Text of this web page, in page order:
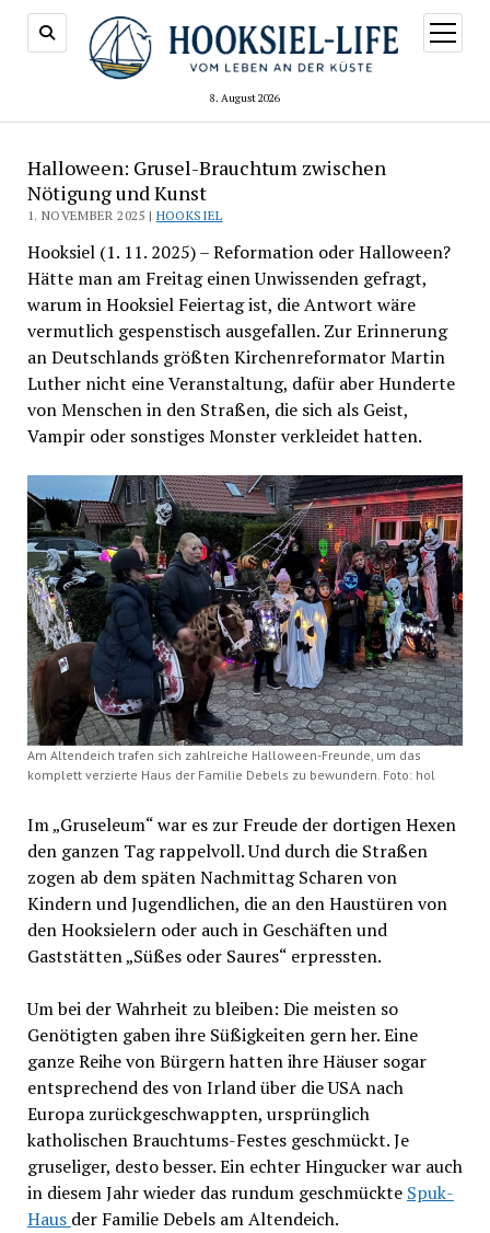
8. August 2026
Menü
öffnen
Halloween: Grusel-Brauchtum zwischen
Nötigung und Kunst
1. NOVEMBER 2025 | HOOKSIEL
Hooksiel (1. 11. 2025) – Reformation oder Halloween?
Hätte man am Freitag einen Unwissenden gefragt,
warum in Hooksiel Feiertag ist, die Antwort wäre
vermutlich gespenstisch ausgefallen. Zur Erinnerung
an Deutschlands größten Kirchenreformator Martin
Luther nicht eine Veranstaltung, dafür aber Hunderte
von Menschen in den Straßen, die sich als Geist,
Vampir oder sonstiges Monster verkleidet hatten.
Am Altendeich trafen sich zahlreiche Halloween-Freunde, um das
komplett verzierte Haus der Familie Debels zu bewundern. Foto: hol
Im „Gruseleum“ war es zur Freude der dortigen Hexen
den ganzen Tag rappelvoll. Und durch die Straßen
zogen ab dem späten Nachmittag Scharen von
Kindern und Jugendlichen, die an den Haustüren von
den Hooksielern oder auch in Geschäften und
Gaststätten „Süßes oder Saures“ erpressten.
Um bei der Wahrheit zu bleiben: Die meisten so
Genötigten gaben ihre Süßigkeiten gern her. Eine
ganze Reihe von Bürgern hatten ihre Häuser sogar
entsprechend des von Irland über die USA nach
Europa zurückgeschwappten, ursprünglich
katholischen Brauchtums-Festes geschmückt. Je
gruseliger, desto besser. Ein echter Hingucker war auch
in diesem Jahr wieder das rundum geschmückte Spuk-
Haus der Familie Debels am Altendeich.